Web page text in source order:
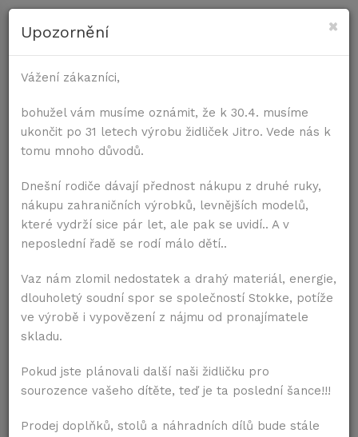
PRO ŽIDLE
×
Upozornění
Vážení zákazníci,
bohužel vám musíme oznámit, že k 30.4. musíme
ukončit po 31 letech výrobu židliček Jitro. Vede nás k
tomu mnoho důvodů.
Dnešní rodiče dávají přednost nákupu z druhé ruky,
nákupu zahraničních výrobků, levnějších modelů,
které vydrží sice pár let, ale pak se uvidí.. A v
neposlední řadě se rodí málo dětí..
Vaz nám zlomil nedostatek a drahý materiál, energie,
dlouholetý soudní spor se společností Stokke, potíže
ve výrobě i vypovězení z nájmu od pronajímatele
skladu.
Pokud jste plánovali další naši židličku pro
sourozence vašeho dítěte, teď je ta poslední šance!!!
Prodej doplňků, stolů a náhradních dílů bude stále